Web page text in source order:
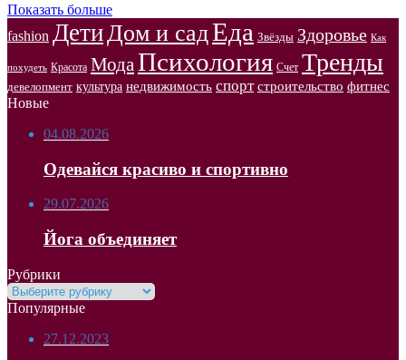
Показать больше
fashion ДетиДом и садЕда Звёзды Здоровье Как
похудеть Красота Мода Психология Счет Тренды
девелопмент культура недвижимость спорт строительство фитнес
Новые
04.08.2026
Одевайся красиво и спортивно
29.07.2026
Йога объединяет
Рубрики
Рубрики
Популярные
27.12.2023